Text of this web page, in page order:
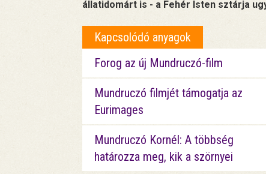
állatidomárt is - a Fehér Isten sztárja
Kapcsolódó anyagok
Forog az új Mundruczó-film
Mundruczó filmjét támogatja az
Eurimages
Mundruczó Kornél: A többség
határozza meg, kik a szörnyei